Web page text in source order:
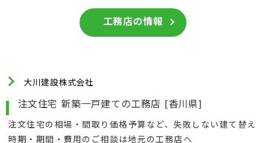
工務店の情報
大川建設株式会社
注文住宅 新築一戸建ての工務店 [香川県]
注文住宅の相場・間取り価格予算など、失敗しない建て替え
時期・期間・費用のご相談は地元の工務店へ